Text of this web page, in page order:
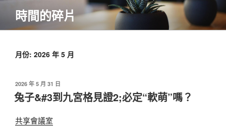
主
時間的碎片
月份: 2026 年 5 月
發
佈
於
2026 年 5 月 31 日
兔子&#3到九宮格見證2;必定“軟萌”嗎？
共享會議室